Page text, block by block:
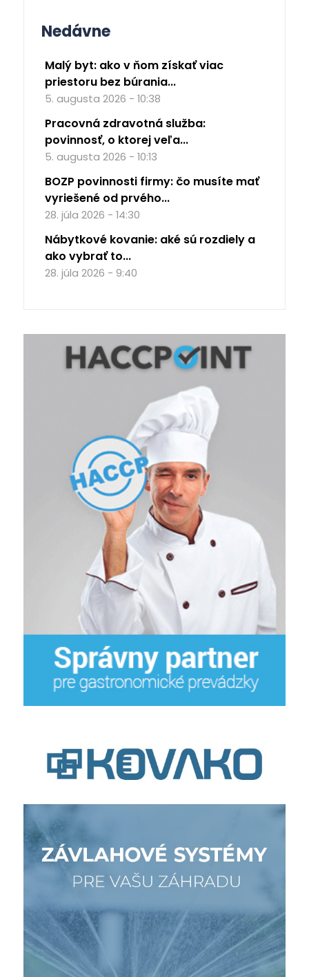
Nedávne
Malý byt: ako v ňom získať viac
priestoru bez búrania...
5. augusta 2026 - 10:38
Pracovná zdravotná služba:
povinnosť, o ktorej veľa...
5. augusta 2026 - 10:13
BOZP povinnosti firmy: čo musíte mať
vyriešené od prvého...
28. júla 2026 - 14:30
Nábytkové kovanie: aké sú rozdiely a
ako vybrať to...
28. júla 2026 - 9:40